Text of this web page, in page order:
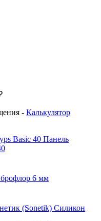
- Калькулятор
Панель
6 мм